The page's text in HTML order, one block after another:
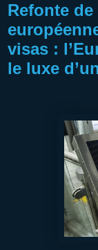
Refonte
visas :
le luxe